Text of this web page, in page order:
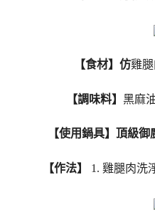
【食材】仿雞
【調味料】 黑麻
【使用鍋具】頂級
【作法】 1. 雞腿肉洗